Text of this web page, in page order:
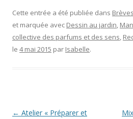
e
b
o
itt
er
ai
l
ss
a
p
y
Cette entrée a été publiée dans Brèves
et marquée avec Dessin au jardin,
collective des parfums et des sens,
le 4 mai 2015 par Isabelle.
Navigation
← Atelier « Préparer et